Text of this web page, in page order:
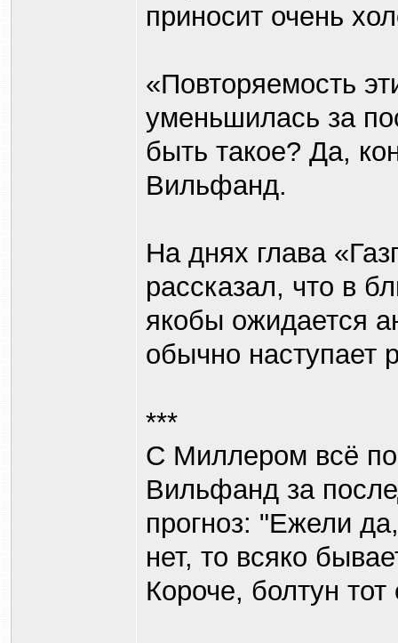
приносит очень
«Повторяемость
уменьшилась за
быть такое? Да,
Вильфанд.
На днях глава
рассказал, что в
якобы ожидается
обычно наступает
***
С Миллером всё
Вильфанд за
прогноз: "Ежели
нет, то всяко
Короче, болтун